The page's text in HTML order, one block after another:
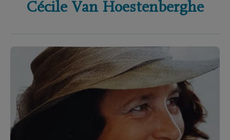
Cécile Van Hoestenberghe